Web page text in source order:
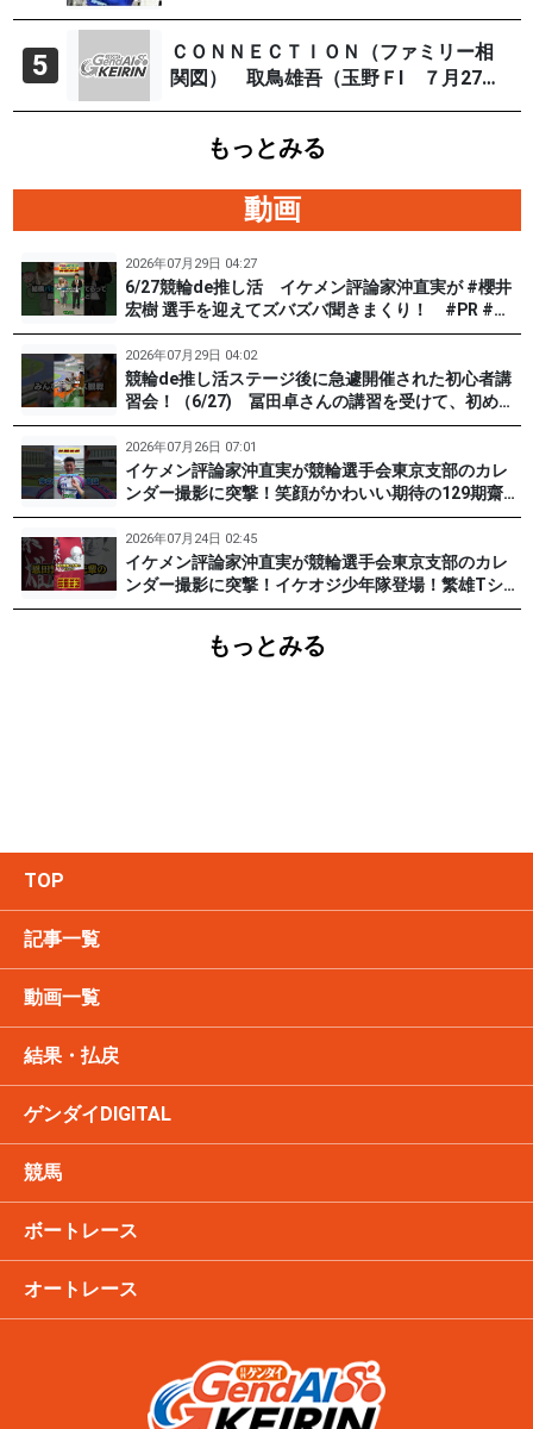
5
ＣＯＮＮＥＣＴＩＯＮ（ファミリー相
関図） 取鳥雄吾（玉野ＦⅠ ７月27～
もっとみる
動画
2026年07月29日 04:27
6/27競輪de推し活 イケメン評論家沖直実が #櫻井
宏樹 選手を迎えてズバズバ聞きまくり！ #PR #松
戸けいりん #和田健太郎
2026年07月29日 04:02
競輪de推し活ステージ後に急遽開催された初心者講
習会！（6/27) 冨田卓さんの講習を受けて、初めて
チャレンジした女子たち。果たして…？ #PR #松戸
けいりん #和田健太郎 #沖直実
2026年07月26日 07:01
イケメン評論家沖直実が競輪選手会東京支部のカレ
ンダー撮影に突撃！笑顔がかわいい期待の129期齋藤
宏樹選手登場！ #pr #松戸けいりん
2026年07月24日 02:45
イケメン評論家沖直実が競輪選手会東京支部のカレ
ンダー撮影に突撃！イケオジ少年隊登場！繁雄Tシャ
ツへの思いとは？ #PR #松戸けいりん #川口満広 #
浦山一栄 #市川健太
もっとみる
TOP
記事一覧
動画一覧
結果・払戻
ゲンダイDIGITAL
競馬
ボートレース
オートレース